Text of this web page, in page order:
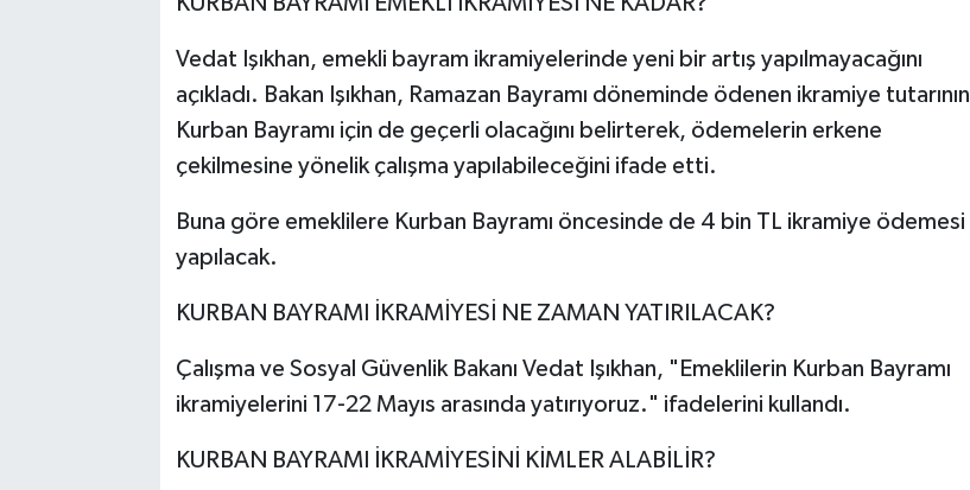
Vedat Işıkhan, emekli bayram ikramiyelerinde yeni bir artış yapılmayacağını
açıkladı. Bakan Işıkhan, Ramazan Bayramı döneminde ödenen ikramiye tutarının
Kurban Bayramı için de geçerli olacağını belirterek, ödemelerin erkene
çekilmesine yönelik çalışma yapılabileceğini ifade etti.
Buna göre emeklilere Kurban Bayramı öncesinde de 4 bin TL ikramiye ödemesi
yapılacak.
KURBAN BAYRAMI İKRAMİYESİ NE ZAMAN YATIRILACAK?
Çalışma ve Sosyal Güvenlik Bakanı Vedat Işıkhan, "Emeklilerin Kurban Bayramı
ikramiyelerini 17-22 Mayıs arasında yatırıyoruz." ifadelerini kullandı.
KURBAN BAYRAMI İKRAMİYESİNİ KİMLER ALABİLİR?